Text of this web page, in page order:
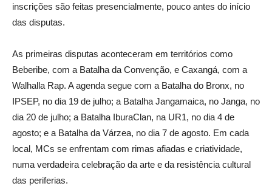
inscrições são feitas presencialmente, pouco antes do início
das disputas.
As primeiras disputas aconteceram em territórios como
Beberibe, com a Batalha da Convenção, e Caxangá, com a
Walhalla Rap. A agenda segue com a Batalha do Bronx, no
IPSEP, no dia 19 de julho; a Batalha Jangamaica, no Janga, no
dia 20 de julho; a Batalha IburaClan, na UR1, no dia 4 de
agosto; e a Batalha da Várzea, no dia 7 de agosto. Em cada
local, MCs se enfrentam com rimas afiadas e criatividade,
numa verdadeira celebração da arte e da resistência cultural
das periferias.